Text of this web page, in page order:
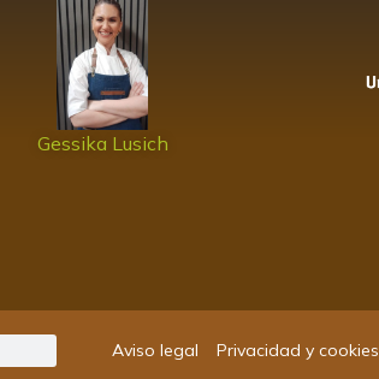
Gessika Lusich
Aviso legal Privacidad y cookies